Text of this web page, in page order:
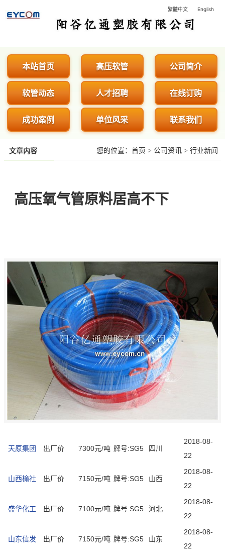
阳谷亿通塑胶有限公司 - 专业生产
繁體中文 English
本站首页 高压软管 公司简介
软管动态 人才招聘 在线订购
成功案例 单位风采 联系我们
文章内容 您的位置： 首页 > 公司资讯 > 行业新闻
高压氧气管原料居高不下
天原集团 出厂价 7300元/吨 牌号:SG5 四川
2018-08-
22
山西榆社 出厂价 7150元/吨 牌号:SG5 山西
2018-08-
22
盛华化工 出厂价 7100元/吨 牌号:SG5 河北
2018-08-
22
山东信发 出厂价 7150元/吨 牌号:SG5 山东
2018-08-
22